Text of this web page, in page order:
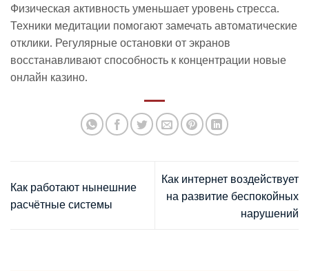
Физическая активность уменьшает уровень стресса.
Техники медитации помогают замечать автоматические
отклики. Регулярные остановки от экранов
восстанавливают способность к концентрации новые
онлайн казино.
Как работают нынешние
расчётные системы
Как интернет воздействует
на развитие беспокойных
нарушений